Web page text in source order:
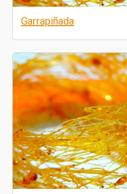
Garrapiñada